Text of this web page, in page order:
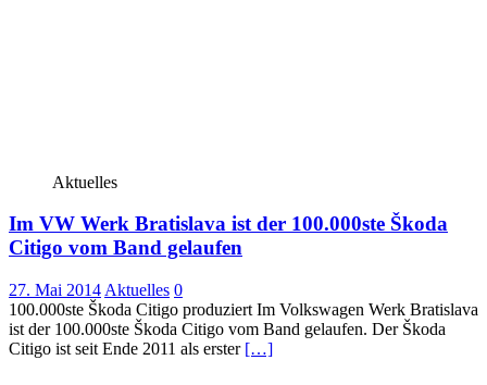
Aktuelles
Im VW Werk Bratislava ist der 100.000ste Škoda
Citigo vom Band gelaufen
27. Mai 2014 Aktuelles 0
100.000ste Škoda Citigo produziert Im Volkswagen Werk Bratislava
ist der 100.000ste Škoda Citigo vom Band gelaufen. Der Škoda
Citigo ist seit Ende 2011 als erster […]